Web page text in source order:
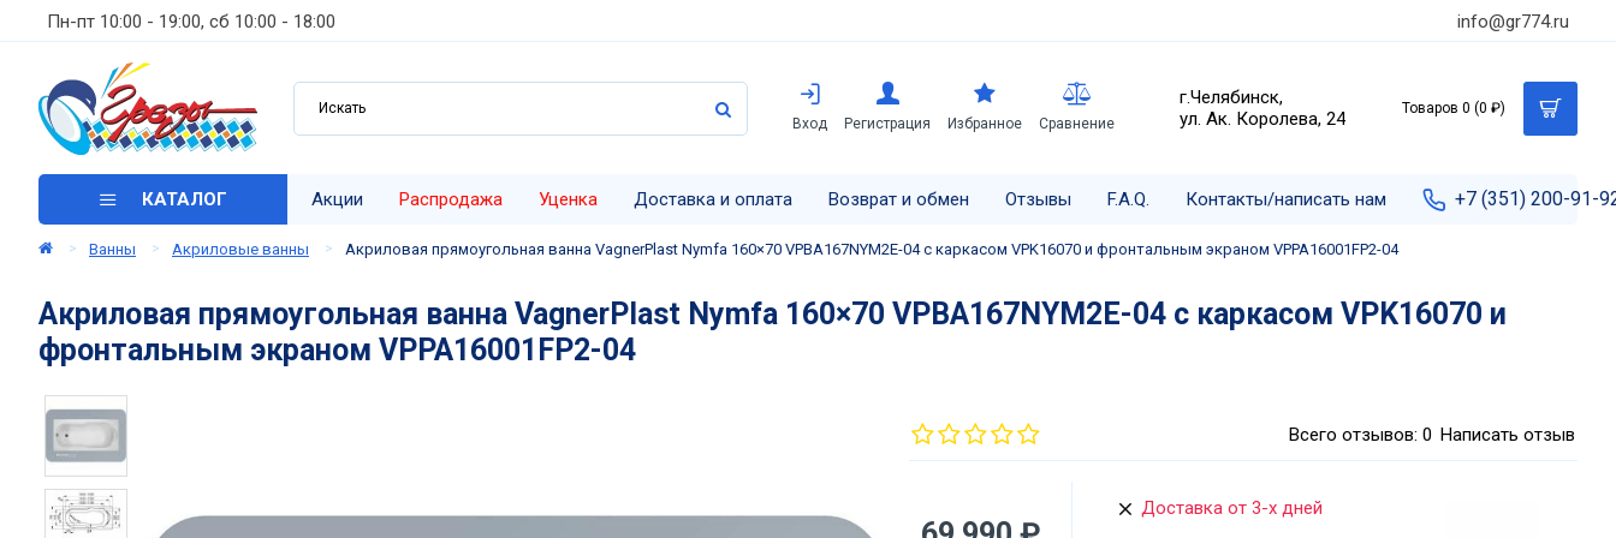
Пн-пт 10:00 - 19:00, сб 10:00 - 18:00 info@gr774.ru
Вход Регистрация Избранное Сравнение
г.Челябинск,
ул. Ак. Королева, 24
Товаров 0 (0 ₽)
КАТАЛОГ Акции Распродажа Уценка Доставка и оплата Возврат и обмен Отзывы F.A.Q. Контакты/написать нам +7 (351) 200-91-
Ванны Акриловые ванны Акриловая прямоугольная ванна VagnerPlast Nymfa 160×70 VPBA167NYM2E-04 с каркасом VPK16070 и фронтальным экраном VPPA16001FP2-04
Акриловая прямоугольная ванна VagnerPlast Nymfa 160×70 VPBA167NYM2E-04 с каркасом VPK16070 и
фронтальным экраном VPPA16001FP2-04
Всего отзывов: 0 Написать отзыв
Доставка от 3-х дней